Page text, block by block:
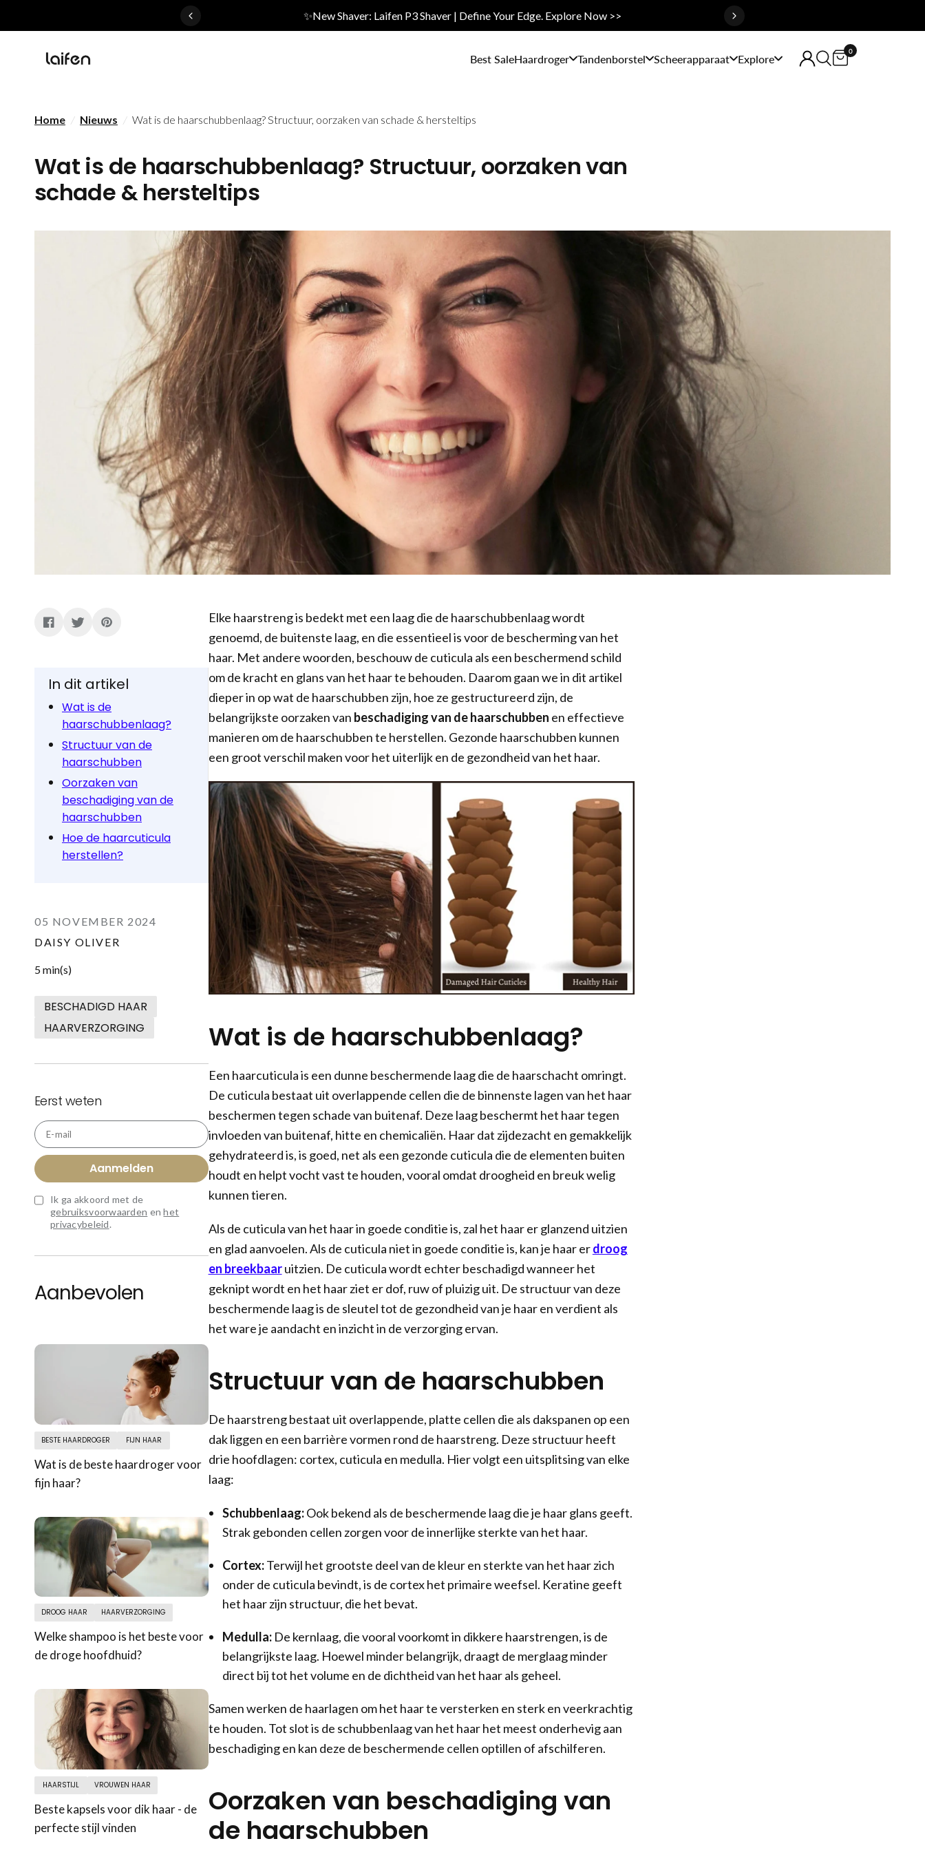
✨New Shaver: Laifen P3 Shaver | Define Your Edge. Explore Now >>
Best SaleHaardroger Tandenborstel Scheerapparaat Explore
0
Home / Nieuws / Wat is de haarschubbenlaag? Structuur, oorzaken van schade & hersteltips
Wat is de haarschubbenlaag? Structuur, oorzaken van
schade & hersteltips
In dit artikel
Wat is de
haarschubbenlaag?
Structuur van de
haarschubben
Oorzaken van
beschadiging van de
haarschubben
Hoe de haarcuticula
herstellen?
05 NOVEMBER 2024
DAISY OLIVER
5 min(s)
BESCHADIGD HAAR
HAARVERZORGING
Eerst weten
E-mail
Aanmelden
Ik ga akkoord met de
gebruiksvoorwaarden enhet
privacybeleid.
Aanbevolen
BESTE HAARDROGER FIJN HAAR
Wat is de beste haardroger voor
fijn haar?
DROOG HAAR HAARVERZORGING
Welke shampoo is het beste voor
de droge hoofdhuid?
HAARSTIJL VROUWEN HAAR
Beste kapsels voor dik haar - de
perfecte stijl vinden
Elke haarstreng is bedekt met een laag die de haarschubbenlaag wordt
genoemd, de buitenste laag, en die essentieel is voor de bescherming van het
haar. Met andere woorden, beschouw de cuticula als een beschermend schild
om de kracht en glans van het haar te behouden. Daarom gaan we in dit artikel
dieper in op wat de haarschubben zijn, hoe ze gestructureerd zijn, de
belangrijkste oorzaken van beschadiging van de haarschubben en effectieve
manieren om de haarschubben te herstellen. Gezonde haarschubben kunnen
een groot verschil maken voor het uiterlijk en de gezondheid van het haar.
Wat is de haarschubbenlaag?
Een haarcuticula is een dunne beschermende laag die de haarschacht omringt.
De cuticula bestaat uit overlappende cellen die de binnenste lagen van het haar
beschermen tegen schade van buitenaf. Deze laag beschermt het haar tegen
invloeden van buitenaf, hitte en chemicaliën. Haar dat zijdezacht en gemakkelijk
gehydrateerd is, is goed, net als een gezonde cuticula die de elementen buiten
houdt en helpt vocht vast te houden, vooral omdat droogheid en breuk welig
kunnen tieren.
Als de cuticula van het haar in goede conditie is, zal het haar er glanzend uitzien
en glad aanvoelen. Als de cuticula niet in goede conditie is, kan je haar erdroog
en breekbaaruitzien. De cuticula wordt echter beschadigd wanneer het
geknipt wordt en het haar ziet er dof, ruw of pluizig uit. De structuur van deze
beschermende laag is de sleutel tot de gezondheid van je haar en verdient als
het ware je aandacht en inzicht in de verzorging ervan.
Structuur van de haarschubben
De haarstreng bestaat uit overlappende, platte cellen die als dakspanen op een
dak liggen en een barrière vormen rond de haarstreng. Deze structuur heeft
drie hoofdlagen: cortex, cuticula en medulla. Hier volgt een uitsplitsing van elke
laag:
Schubbenlaag:Ook bekend als de beschermende laag die je haar glans geeft.
Strak gebonden cellen zorgen voor de innerlijke sterkte van het haar.
Cortex:Terwijl het grootste deel van de kleur en sterkte van het haar zich
onder de cuticula bevindt, is de cortex het primaire weefsel. Keratine geeft
het haar zijn structuur, die het bevat.
Medulla:De kernlaag, die vooral voorkomt in dikkere haarstrengen, is de
belangrijkste laag. Hoewel minder belangrijk, draagt de merglaag minder
direct bij tot het volume en de dichtheid van het haar als geheel.
Samen werken de haarlagen om het haar te versterken en sterk en veerkrachtig
te houden. Tot slot is de schubbenlaag van het haar het meest onderhevig aan
beschadiging en kan deze de beschermende cellen optillen of afschilferen.
Oorzaken van beschadiging van
de haarschubben